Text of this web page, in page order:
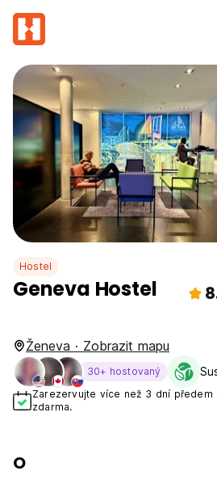
Hostel
Geneva Hostel
Ženeva · Zobrazit mapu
30+ hostovaný
Zarezervujte více než 3 dní
zdarma.
O